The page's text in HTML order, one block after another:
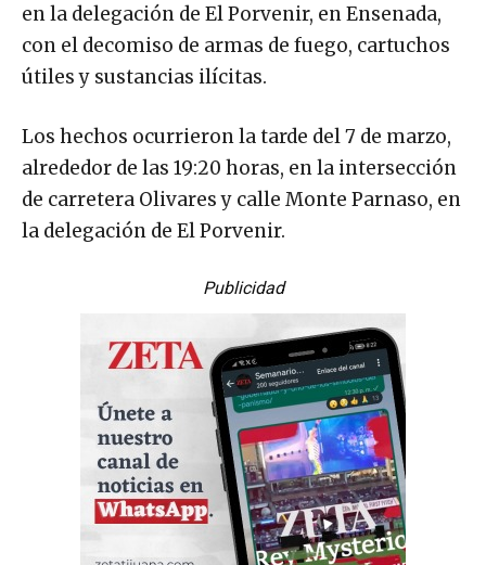
en la delegación de El Porvenir, en Ensenada,
con el decomiso de armas de fuego, cartuchos
útiles y sustancias ilícitas.
Los hechos ocurrieron la tarde del 7 de marzo,
alrededor de las 19:20 horas, en la intersección
de carretera Olivares y calle Monte Parnaso, en
la delegación de El Porvenir.
Publicidad